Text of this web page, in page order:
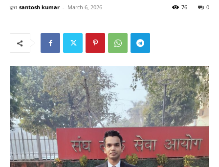
द्वारा santosh kumar - March 6, 2026 0
76